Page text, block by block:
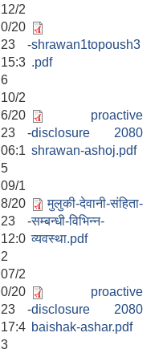
12/2
0/20
23 -
15:3
6
shrawan1topoush3
.pdf
10/2
6/20
23 -
06:1
5
proactive
disclosure 2080
shrawan-ashoj.pdf
09/1
8/20
23 -
12:0
2
मुलुकी-देवानी-संहिता-
सम्बन्धी-विभिन्न-
व्यवस्था.pdf
07/2
0/20
23 -
17:4
3
proactive
disclosure 2080
baishak-ashar.pdf